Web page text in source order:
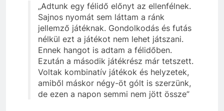
„Adtunk egy félidő előnyt az ellenfélnek.
Sajnos nyomát sem láttam a ránk
jellemző játéknak. Gondolkodás és futás
nélkül ezt a játékot nem lehet játszani.
Ennek hangot is adtam a félidőben.
Ezután a második játékrész már tetszett.
Voltak kombinatív játékok és helyzetek,
amiből máskor négy-öt gólt is szerzünk,
de ezen a napon semmi nem jött össze”